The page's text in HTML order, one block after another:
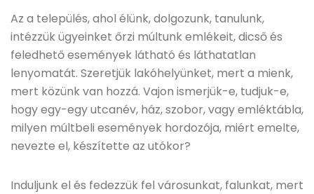
Az a település, ahol élünk, dolgozunk, tanulunk,
intézzük ügyeinket őrzi múltunk emlékeit, dicső és
feledhető események látható és láthatatlan
lenyomatát. Szeretjük lakóhelyünket, mert a mienk,
mert közünk van hozzá. Vajon ismerjük-e, tudjuk-e,
hogy egy-egy utcanév, ház, szobor, vagy emléktábla,
milyen múltbeli események hordozója, miért emelte,
nevezte el, készítette az utókor?
Induljunk el és fedezzük fel városunkat, falunkat, mert